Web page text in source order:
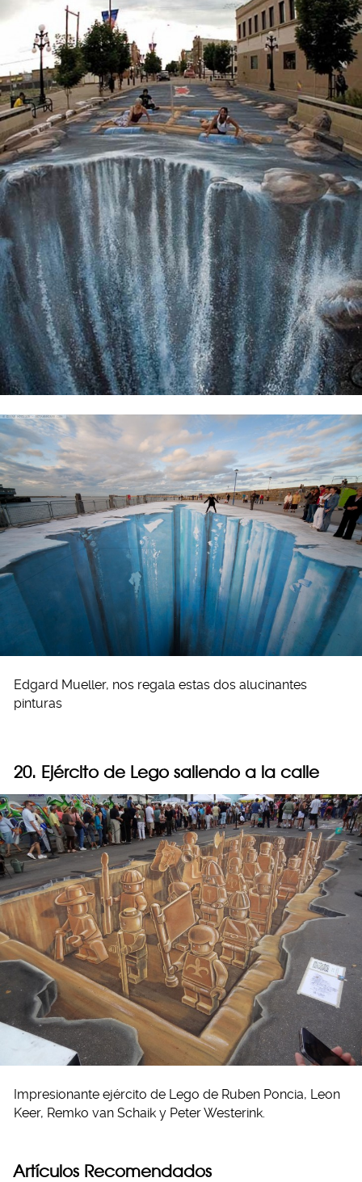
Edgard Mueller, nos regala estas dos alucinantes
pinturas
20. Ejército de Lego saliendo a la calle
Impresionante ejército de Lego de Ruben Poncia, Leon
Keer, Remko van Schaik y Peter Westerink.
Artículos Recomendados